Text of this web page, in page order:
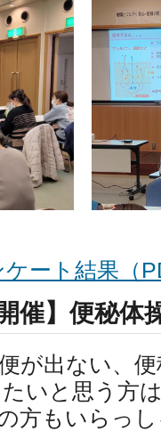
ート結果（
催】便秘
が出ない、
いと思う方
方もいらっ